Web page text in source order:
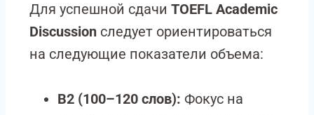
Для успешной сдачи TOEFL Academic
Discussion следует ориентироваться
на следующие показатели объема:
B2 (100–120 слов): Фокус на